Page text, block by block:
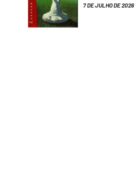
7 DE JULHO DE 2026